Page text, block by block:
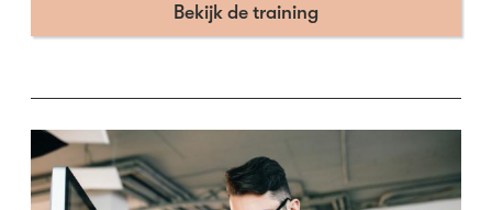
Bekijk de training